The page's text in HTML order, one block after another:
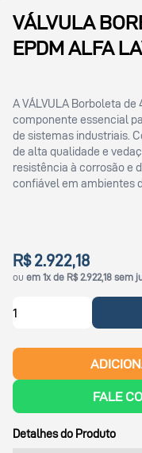
VÁLVULA
EPDM ALFA
A VÁLVULA Borboleta
componente essencial
de sistemas industriais.
de alta qualidade e
resistência à corrosão e
confiável em ambientes
R$ 2.922,18
ou em 1x de R$ 2.922,18 sem
FALE
Detalhes do Produto